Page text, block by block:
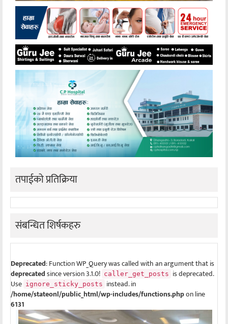
तपाईको प्रतिक्रिया
संबन्धित शिर्षकहरु
Deprecated: Function WP_Query was called with an argument that is
deprecatedsince version 3.1.0! caller_get_posts is deprecated.
Use ignore_sticky_posts instead. in
/home/stateonl/public_html/wp-includes/functions.phpon line
6131